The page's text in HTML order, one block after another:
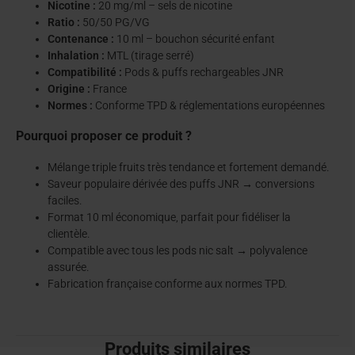
Nicotine : 20 mg/ml – sels de nicotine
Ratio : 50/50 PG/VG
Contenance : 10 ml – bouchon sécurité enfant
Inhalation : MTL (tirage serré)
Compatibilité : Pods & puffs rechargeables JNR
Origine : France
Normes : Conforme TPD & réglementations européennes
Pourquoi proposer ce produit ?
Mélange triple fruits très tendance et fortement demandé.
Saveur populaire dérivée des puffs JNR → conversions
faciles.
Format 10 ml économique, parfait pour fidéliser la
clientèle.
Compatible avec tous les pods nic salt → polyvalence
assurée.
Fabrication française conforme aux normes TPD.
Produits similaires